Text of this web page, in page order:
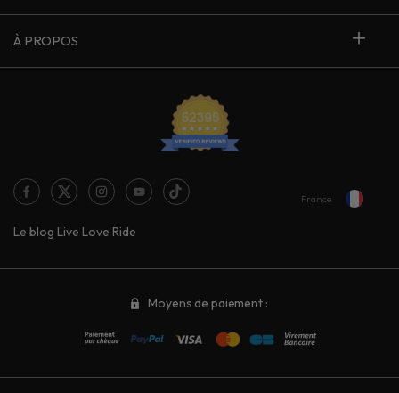
À PROPOS
Le blog Live Love Ride
France
Moyens de paiement :